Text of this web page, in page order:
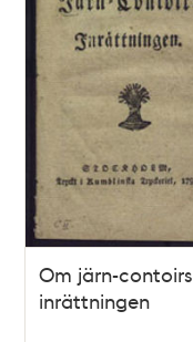
Om järn-contoirs
inrättningen